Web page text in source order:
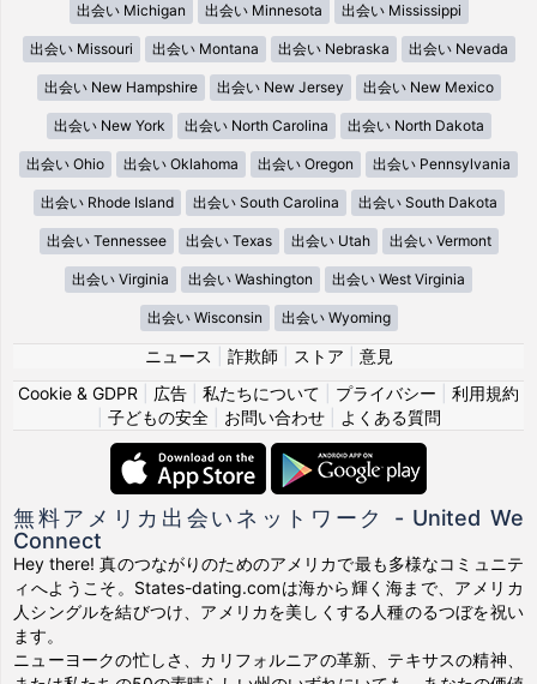
出会い Michigan 出会い Minnesota 出会い Mississippi
出会い Missouri 出会い Montana 出会い Nebraska 出会い Nevada
出会い New Hampshire 出会い New Jersey 出会い New Mexico
出会い New York 出会い North Carolina 出会い North Dakota
出会い Ohio 出会い Oklahoma 出会い Oregon 出会い Pennsylvania
出会い Rhode Island 出会い South Carolina 出会い South Dakota
出会い Tennessee 出会い Texas 出会い Utah 出会い Vermont
出会い Virginia 出会い Washington 出会い West Virginia
出会い Wisconsin 出会い Wyoming
ニュース 詐欺師 ストア
意見
Cookie & GDPR
広告 私たちについて プライバシー
利用規約
子どもの安全| お問い合わせ| よくある質問
無料アメリカ出会いネットワーク - United We
Connect
Hey there! 真のつながりのためのアメリカで最も多様なコミュニテ
ィへようこそ。States-dating.comは海から輝く海まで、アメリカ
人シングルを結びつけ、アメリカを美しくする人種のるつぼを祝い
ます。
ニューヨークの忙しさ、カリフォルニアの革新、テキサスの精神、